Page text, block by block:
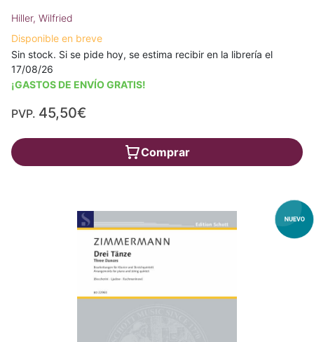
Hiller, Wilfried
Disponible en breve
Sin stock. Si se pide hoy, se estima recibir en la librería el
17/08/26
¡GASTOS DE ENVÍO GRATIS!
PVP. 45,50€
Comprar